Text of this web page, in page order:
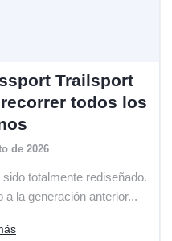
Trailsport
todos los
de 2026
totalmente rediseñado.
la generación anterior...